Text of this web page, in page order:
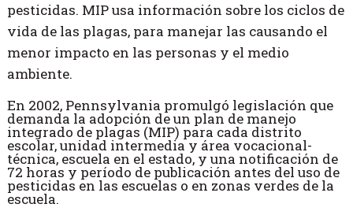
pesticidas. MIP usa información sobre los ciclos de
vida de las plagas, para manejar las causando el
menor impacto en las personas y el medio
ambiente.
En 2002, Pennsylvania promulgó legislación que
demanda la adopción de un plan de manejo
integrado de plagas (MIP) para cada distrito
escolar, unidad intermedia y área vocacional-
técnica, escuela en el estado, y una notificación de
72 horas y período de publicación antes del uso de
pesticidas en las escuelas o en zonas verdes de la
escuela.